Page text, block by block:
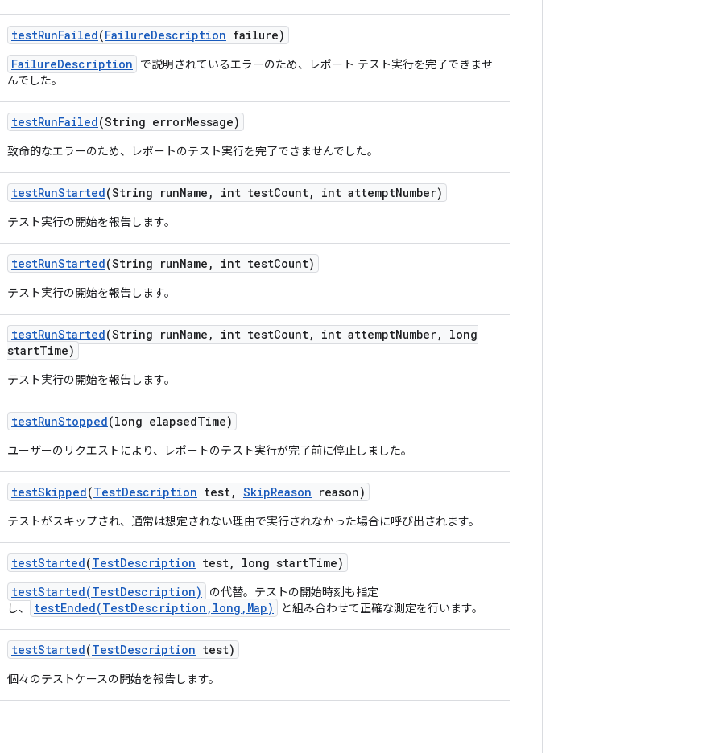
testRunFailed(FailureDescription failure)
FailureDescription
で説明されているエラーのため、レポート テスト実行を完了できませ
んでした。
testRunFailed(String errorMessage)
致命的なエラーのため、レポートのテスト実行を完了できませんでした。
testRunStarted(String runName , int testCount, int attemptNumber)
テスト実行の開始を報告します。
testRunStarted(String runName , int testCount)
テスト実行の開始を報告します。
testRunStarted(String runName , int testCount, int attemptNumber,
long
startTime)
テスト実行の開始を報告します。
testRunStopped(long elapsedTime)
ユーザーのリクエストにより、レポートのテスト実行が完了前に停止しました。
testSkipped(TestDescription test, SkipReason reason)
テストがスキップされ、通常は想定されない理由で実行されなかった場合に呼び出されます。
testStarted(TestDescription test, long startTime)
testStarted(TestDescription)
の代替。テストの開始時刻も指定
し、
testEnded(TestDescription,long,Map) と組み合わせて正確な測定を行います。
testStarted(TestDescription test)
個々のテストケースの開始を報告します。